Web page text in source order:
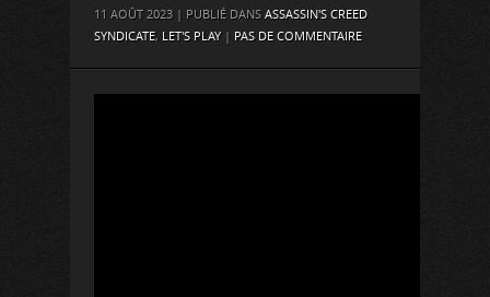
11 AOÛT 2023 | PUBLIÉ DANS ASSASSIN'S CREED
SYNDICATE, LET'S PLAY| PAS DE COMMENTAIRE